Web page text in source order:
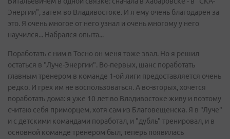
Энергии", затем во Владивостоке. И я ему очень благодарен за
это. Я очень многое от него узнал и очень многому у него
научился... Набрался опыта...
Поработать с ним в Тосно он меня тоже звал. Но я решил
остаться в "Луче-Энергии". Во-первых, шанс поработать
главным тренером в команде 1-ой лиги предоставляется очень
редко. И грех им не воспользоваться. А во-вторых, хочется
поработать дома: я уже 10 лет во Владивостоке живу и поэтому
считаю себя приморцем, хотя сам из Благовещенска. Я в "Луче"
и с детскими командами поработал, и "дубль" тренировал, и в
основной команде тренером был, теперь появилась